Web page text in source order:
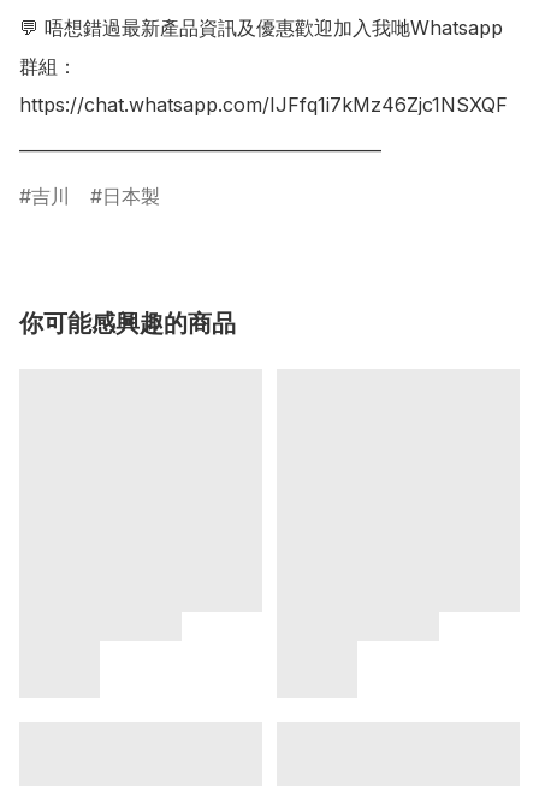
💬 唔想錯過最新產品資訊及優惠歡迎加入我哋Whatsapp
群組：
https://chat.whatsapp.com/IJFfq1i7kMz46Zjc1NSXQF
吉川 日本製
你可能感興趣的商品